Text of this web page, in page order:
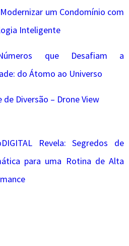
um Condomínio com
Inteligente
que Desafiam a
do Átomo ao Universo
de Diversão – Drone View
Revela: Segredos de
para uma Rotina de Alta